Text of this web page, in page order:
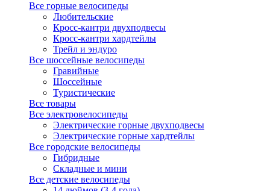
Все горные велосипеды
Любительские
Кросс-кантри двухподвесы
Кросс-кантри хардтейлы
Трейл и эндуро
Все шоссейные велосипеды
Гравийные
Шоссейные
Туристические
Все товары
Все электровелосипеды
Электрические горные двухподвесы
Электрические горные хардтейлы
Все городские велосипеды
Гибридные
Складные и мини
Все детские велосипеды